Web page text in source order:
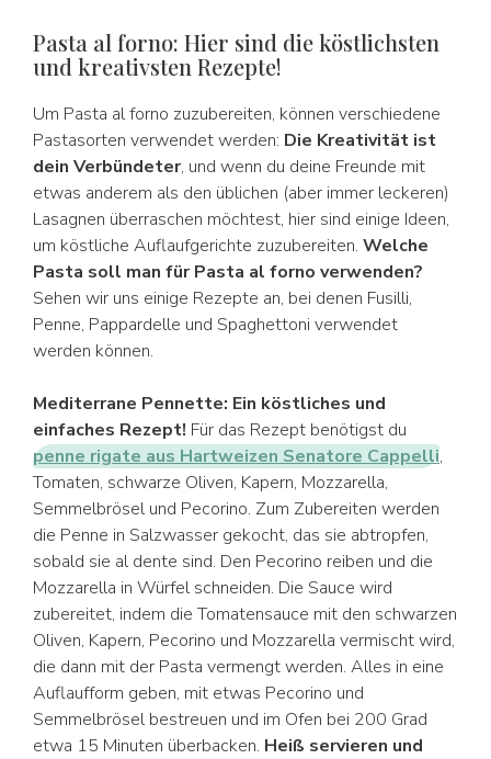
Pasta al forno: Hier sind die köstlichsten
und kreativsten Rezepte!
Um Pasta al forno zuzubereiten, können verschiedene
Pastasorten verwendet werden: Die Kreativität ist
dein Verbündeter, und wenn du deine Freunde mit
etwas anderem als den üblichen (aber immer leckeren)
Lasagnen überraschen möchtest, hier sind einige Ideen,
um köstliche Auflaufgerichte zuzubereiten. Welche
Pasta soll man für Pasta al forno verwenden?
Sehen wir uns einige Rezepte an, bei denen Fusilli,
Penne, Pappardelle und Spaghettoni verwendet
werden können.
Mediterrane Pennette: Ein köstliches und
einfaches Rezept! Für das Rezept benötigst du
penne rigate aus Hartweizen Senatore Cappelli,
Tomaten, schwarze Oliven, Kapern, Mozzarella,
Semmelbrösel und Pecorino. Zum Zubereiten werden
die Penne in Salzwasser gekocht, das sie abtropfen,
sobald sie al dente sind. Den Pecorino reiben und die
Mozzarella in Würfel schneiden. Die Sauce wird
zubereitet, indem die Tomatensauce mit den schwarzen
Oliven, Kapern, Pecorino und Mozzarella vermischt wird,
die dann mit der Pasta vermengt werden. Alles in eine
Auflaufform geben, mit etwas Pecorino und
Semmelbrösel bestreuen und im Ofen bei 200 Grad
etwa 15 Minuten überbacken. Heiß servieren und